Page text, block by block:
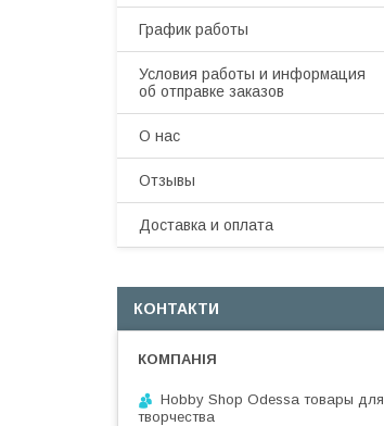
График работы
Условия работы и информация
об отправке заказов
О нас
Отзывы
Доставка и оплата
КОНТАКТИ
Hobby Shop Odessa товары для
творчества